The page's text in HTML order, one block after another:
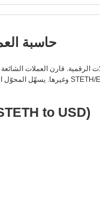
حاسبة
to USD)